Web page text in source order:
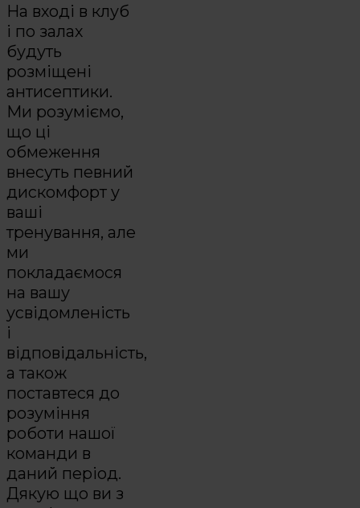
На вході в клуб
і по залах
будуть
розміщені
антисептики.
Ми розуміємо,
що ці
обмеження
внесуть певний
дискомфорт у
ваші
тренування, але
ми
покладаємося
на вашу
усвідомленість
і
відповідальність,
а також
поставтеся до
розуміння
роботи нашої
команди в
даний період.
Дякую що ви з